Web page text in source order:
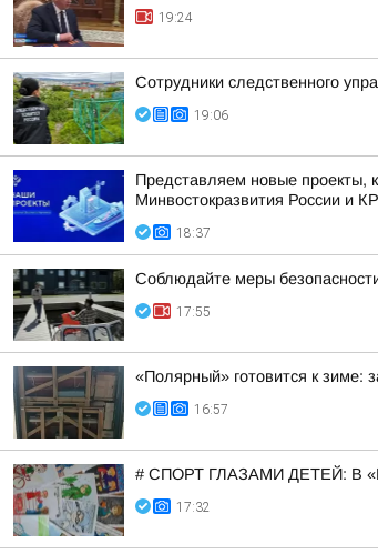
19:24
Сотрудники следственного
19:06
Представляем новые проекты,
Минвостокразвития России и
18:37
Соблюдайте меры
17:55
«Полярный» готовится к зиме:
16:57
# СПОРТ ГЛАЗАМИ ДЕТЕЙ: В
17:32